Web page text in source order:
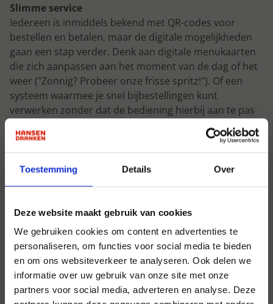
Toestemming Details Over
Deze website maakt gebruik van cookies
We gebruiken cookies om content en advertenties te
personaliseren, om functies voor social media te bieden
en om ons websiteverkeer te analyseren. Ook delen we
informatie over uw gebruik van onze site met onze
partners voor social media, adverteren en analyse. Deze
Slimme service
Iedereen is inmiddels bekend met QR-codes voor
bestellen en betalen, maar de digitale mogelijkheden
gaan een stap verder. Denk aan digitale menukaarten
die zich aanpassen aan het moment van de dag of het
weer ("Zonnig? Probeer onze frisse spritz!"). Of een
systeem waarmee je snel bijbestellingen kunt
verwerken zonder dat de bediening hierbij aan te pas
komt. Technologie moet ondersteunen, niet
vervangen.
Lokale liefde
Steeds meer gasten kiezen bewust: lokaal gebrouwen
bakker om de hoek. Maak je aanbod persoonlijk. Vertel
het verhaal van je producten en leveranciers. Gasten
waarderen authenticiteit – en kiezen daar ook hun
terras op uit.